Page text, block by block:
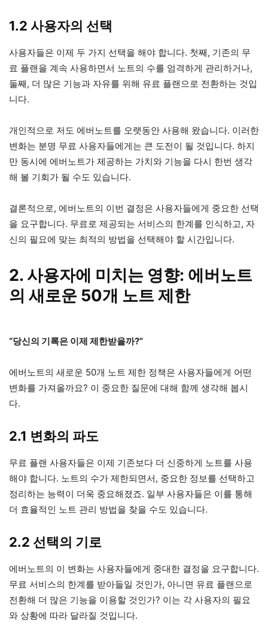
1.2 사용자의 선택
사용자들은 이제 두 가지 선택을 해야 합니다. 첫째, 기존의 무
료 플랜을 계속 사용하면서 노트의 수를 엄격하게 관리하거나,
둘째, 더 많은 기능과 자유를 위해 유료 플랜으로 전환하는 것입
니다.
개인적으로 저도 에버노트를 오랫동안 사용해 왔습니다. 이러한
변화는 분명 무료 사용자들에게는 큰 도전이 될 것입니다. 하지
만 동시에 에버노트가 제공하는 가치와 기능을 다시 한번 생각
해 볼 기회가 될 수도 있습니다.
결론적으로, 에버노트의 이번 결정은 사용자들에게 중요한 선택
을 요구합니다. 무료로 제공되는 서비스의 한계를 인식하고, 자
신의 필요에 맞는 최적의 방법을 선택해야 할 시간입니다.
2. 사용자에 미치는 영향: 에버노트
의 새로운 50개 노트 제한
“당신의 기록은 이제 제한받을까?”
에버노트의 새로운 50개 노트 제한 정책은 사용자들에게 어떤
변화를 가져올까요? 이 중요한 질문에 대해 함께 생각해 봅시
다.
2.1 변화의 파도
무료 플랜 사용자들은 이제 기존보다 더 신중하게 노트를 사용
해야 합니다. 노트의 수가 제한되면서, 중요한 정보를 선택하고
정리하는 능력이 더욱 중요해졌죠. 일부 사용자들은 이를 통해
더 효율적인 노트 관리 방법을 찾을 수도 있습니다.
2.2 선택의 기로
에버노트의 이 변화는 사용자들에게 중대한 결정을 요구합니다.
무료 서비스의 한계를 받아들일 것인가, 아니면 유료 플랜으로
전환해 더 많은 기능을 이용할 것인가? 이는 각 사용자의 필요
와 상황에 따라 달라질 것입니다.